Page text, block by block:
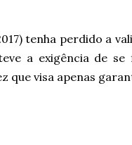
tenha perdido a
a exigência de se
que visa apenas